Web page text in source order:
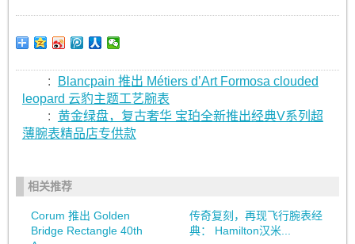
:
Blancpain 推出 Métiers d’Art Formosa clouded
leopard 云豹主题工艺腕表
: 黄金绿盘，复古奢华 宝珀全新推出经典V系列超
薄腕表精品店专供款
相关推荐
Corum 推出 Golden
Bridge Rectangle 40th
传奇复刻，再现飞行腕表经
典： Hamilton汉米...